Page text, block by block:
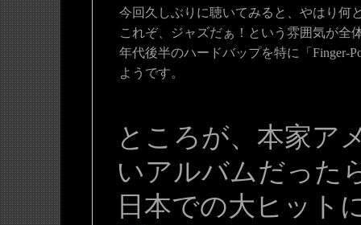
今回久しぶりに聴いてみると、やはり何
これぞ、ジャズだぁ！という雰囲気が全
年代後半のハードバップを特に「Finger-
ようです。
ところが、本家ア
いアルバムだった
日本での大ヒット